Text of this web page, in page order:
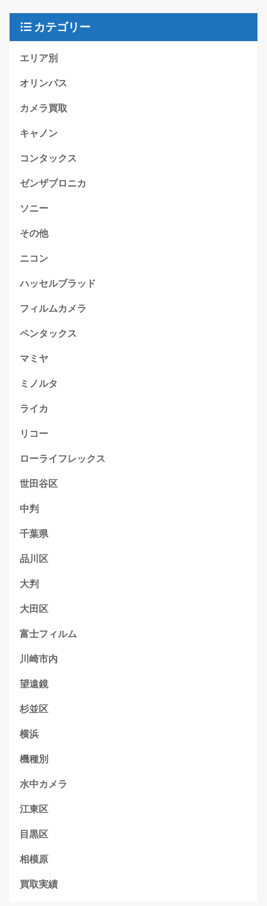
カテゴリー
エリア別
オリンパス
カメラ買取
キャノン
コンタックス
ゼンザブロニカ
ソニー
その他
ニコン
ハッセルブラッド
フィルムカメラ
ペンタックス
マミヤ
ミノルタ
ライカ
リコー
ローライフレックス
世田谷区
中判
千葉県
品川区
大判
大田区
富士フィルム
川崎市内
望遠鏡
杉並区
横浜
機種別
水中カメラ
江東区
目黒区
相模原
買取実績